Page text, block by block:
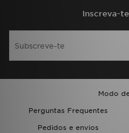
Inscreva-
Modo
Perguntas Frequentes
Pedidos e envios